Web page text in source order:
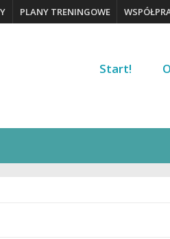
PLANY TRENINGOWE
Start!